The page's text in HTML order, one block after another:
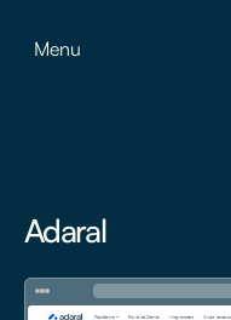
Menu
Adaral